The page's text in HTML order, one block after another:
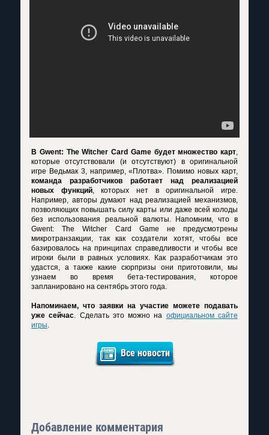
В Gwent: The Witcher Card Game будет множество карт,
которые отсутствовали (и отсутствуют) в оригинальной
игре Ведьмак 3, например, «Плотва». Помимо новых карт,
команда разработчиков работает над реализацией
новых функций, которых нет в оригинальной игре.
Например, авторы думают над реализацией механизмов,
позволяющих повышать силу карты или даже всей колоды
без использования реальной валюты. Напомним, что в
Gwent: The Witcher Card Game не предусмотрены
микротранзакции, так как создатели хотят, чтобы все
базировалось на принципах справедливости и чтобы все
игроки были в равных условиях. Как разработчикам это
удастся, а также какие сюрпризы они приготовили, мы
узнаем во время бета-тестирования, которое
запланировано на сентябрь этого года.
Напоминаем, что заявки на участие можете подавать
уже сейчас. Сделать это можно на официальном сайте
игры.
Все новости
Добавление комментария